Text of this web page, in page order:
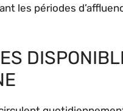
les périodes